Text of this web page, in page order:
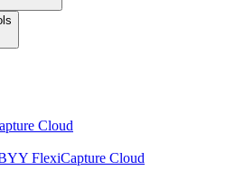
Cloud
FlexiCapture Cloud